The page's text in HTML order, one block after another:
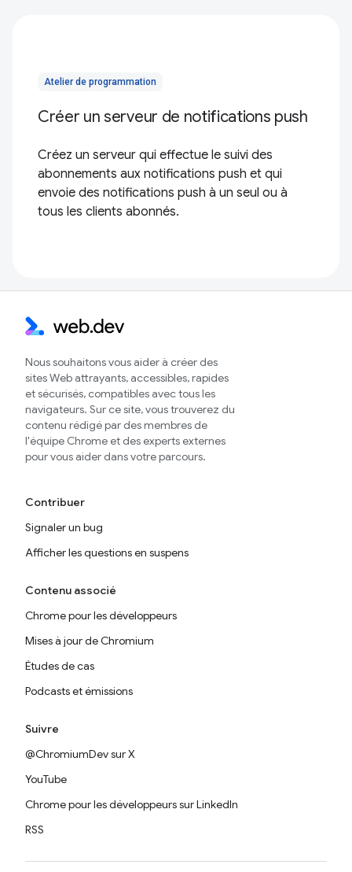
Atelier de programmation
Créer un serveur de notifications push
Créez un serveur qui effectue le suivi des
abonnements aux notifications push et qui
envoie des notifications push à un seul ou à
tous les clients abonnés.
Nous souhaitons vous aider à créer des
sites Web attrayants, accessibles, rapides
et sécurisés, compatibles avec tous les
navigateurs. Sur ce site, vous trouverez du
contenu rédigé par des membres de
l'équipe Chrome et des experts externes
pour vous aider dans votre parcours.
Contribuer
Signaler un bug
Afficher les questions en suspens
Contenu associé
Chrome pour les développeurs
Mises à jour de Chromium
Études de cas
Podcasts et émissions
Suivre
@ChromiumDev sur X
YouTube
Chrome pour les développeurs sur LinkedIn
RSS